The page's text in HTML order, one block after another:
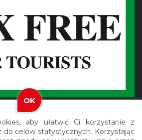
aby ułatwić Ci korzystanie z
do celów statystycznych. Korzystając
OK